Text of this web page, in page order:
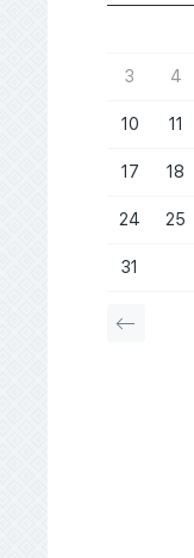
3 4
10 11
17 18
24 25
31